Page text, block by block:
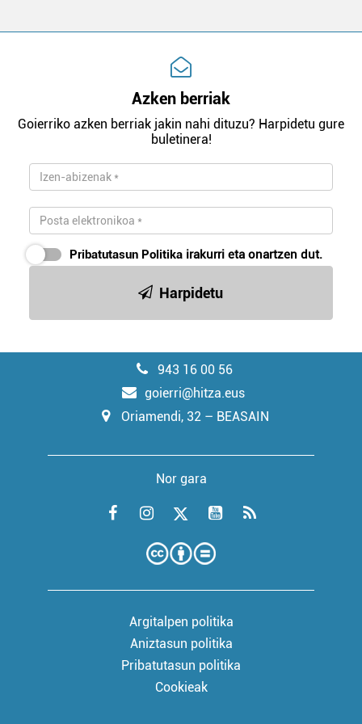
Azken berriak
Goierriko azken berriak jakin nahi dituzu? Harpidetu gure
buletinera!
Pribatutasun Politika irakurri eta onartzen dut.
Harpidetu
943 16 00 56
goierri@hitza.eus
Oriamendi, 32 – BEASAIN
Nor gara
Argitalpen politika
Aniztasun politika
Pribatutasun politika
Cookieak